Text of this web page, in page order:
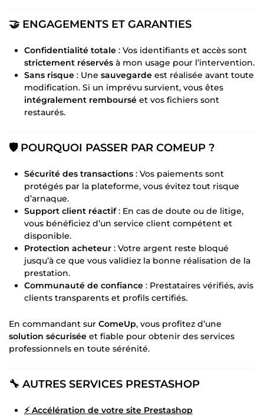
🤝 ENGAGEMENTS ET GARANTIES
Confidentialité totale : Vos identifiants et accès sont
strictement réservés à mon usage pour l’intervention.
Sans risque : Une sauvegarde est réalisée avant toute
modification. Si un imprévu survient, vous êtes
intégralement remboursé et vos fichiers sont
restaurés.
🛡️ POURQUOI PASSER PAR COMEUP ?
Sécurité des transactions : Vos paiements sont
protégés par la plateforme, vous évitez tout risque
d’arnaque.
Support client réactif: En cas de doute ou de litige,
vous bénéficiez d’un service client compétent et
disponible.
Protection acheteur : Votre argent reste bloqué
jusqu’à ce que vous validiez la bonne réalisation de la
prestation.
Communauté de confiance : Prestataires vérifiés, avis
clients transparents et profils certifiés.
En commandant sur ComeUp, vous profitez d’une
solution sécurisée et fiable pour obtenir des services
professionnels en toute sérénité.
🔧 AUTRES SERVICES PRESTASHOP
⚡ Accélération de votre site Prestashop